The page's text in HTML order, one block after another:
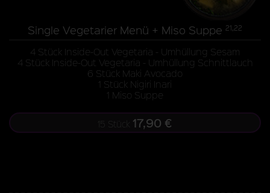
Single Vegetarier Menü + Miso Suppe 21,22
4 Stück Inside-Out Vegetaria - Umhüllung Sesam
4 Stück Inside-Out Vegetaria - Umhüllung Schnittlauch
6 Stück Maki Avocado
1 Stück Nigiri Inari
1 Miso Suppe
15 Stück 17,90 €